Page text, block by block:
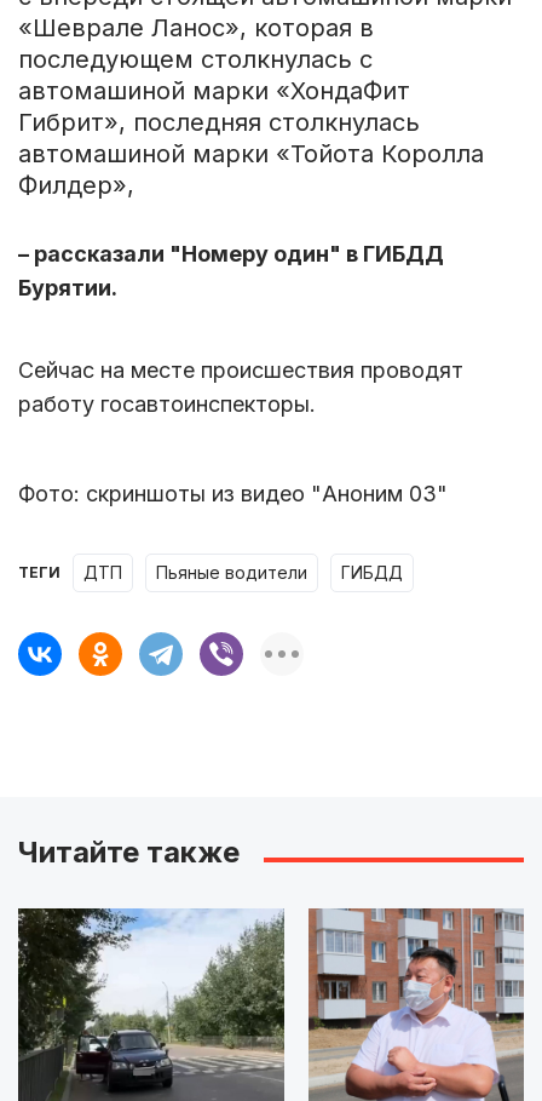
«Шеврале Ланос», которая в
последующем столкнулась с
автомашиной марки «ХондаФит
Гибрит», последняя столкнулась
автомашиной марки «Тойота Королла
Филдер»,
– рассказали "Номеру один" в ГИБДД
Бурятии.
Сейчас на месте происшествия проводят
работу госавтоинспекторы.
Фото: скриншоты из видео "Аноним 03"
ТЕГИ ДТП пьяные водители ГИБДД
Читайте также